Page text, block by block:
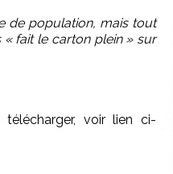
de population, mais tout
« fait le carton plein » sur
voir lien ci-